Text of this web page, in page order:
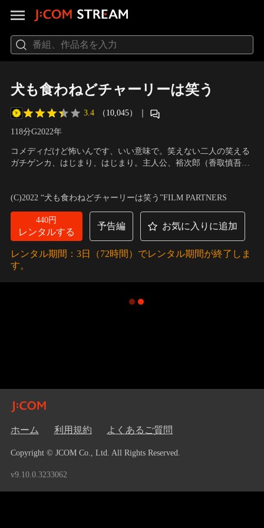
犬も食わねどチャーリーは笑う
3.4 （10,045） ｜
118分G2022年
コメディだけど怖いんです、いい意味で。笑えない二人の笑える
ガチゲンカ、はじまり、はじまり。主人公、裕次郎（香取慎吾）
さなきゃやってらんないわー！と、出会ってしまったのは、SNS
の＜旦那デスノート＞。
秀
(C)2022 “犬も食わねどチャーリーは笑う”FILM PARTNERS
440円
レンタルする
予告編 お気に入りに追加
レンタル期間：3日（72時間）でレンタル期間が終了しま
す。
ホーム 利用規約 よくあるご質問
Copyright © JCOM Co., Ltd. All Rights Reserved.
v9.10.0.3233062